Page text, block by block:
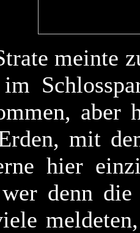
meinte
mit
hier
denn die